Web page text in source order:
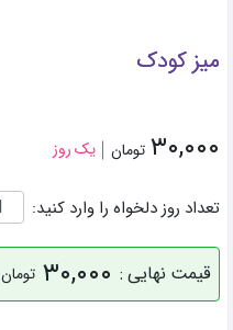
میز کودک
۳۰,۰۰۰ تومان یک روز
تعداد روز دلخواه را وارد کنید:
قیمت نهایی : ۳۰,۰۰۰ تومان